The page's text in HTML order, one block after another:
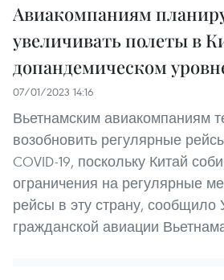
Авиакомпаниям
увеличивать полеты в
допандемическом
07/01/2023 14:16
Вьетнамским авиакомпаниям
возобновить регулярные
COVID-19, поскольку Китай
ограничения на регулярные
рейсы в эту страну, сообщило
гражданской авиации